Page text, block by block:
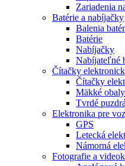
Zariadenia
Batérie a nabíjačky
Balenia
Batérie
Nabíjačky
Nabíjateľné
Čítačky
Čítačky
Mäkké obaly
Tvrdé
Elektronika pre
GPS
Letecká
Námorná
Fotografie a